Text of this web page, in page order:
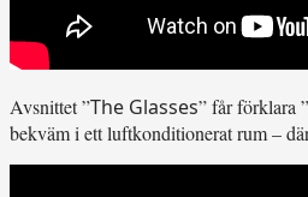
Avsnittet ”The Glasses” får förklara ”
bekväm i ett luftkonditionerat rum –